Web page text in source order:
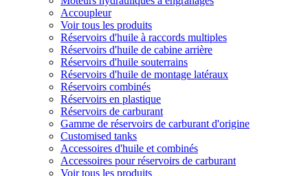
Accoupleur
Voir tous les produits
Réservoirs d'huile à raccords multiples
Réservoirs d'huile de cabine arrière
Réservoirs d'huile souterrains
Réservoirs d'huile de montage latéraux
Réservoirs combinés
Réservoirs en plastique
Réservoirs de carburant
Gamme de réservoirs de carburant d'origine
Customised tanks
Accessoires d'huile et combinés
Accessoires pour réservoirs de carburant
Voir tous les produits